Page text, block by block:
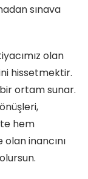
sınava
olan
hissetmektir.
ortam sunar.
hem
inancını